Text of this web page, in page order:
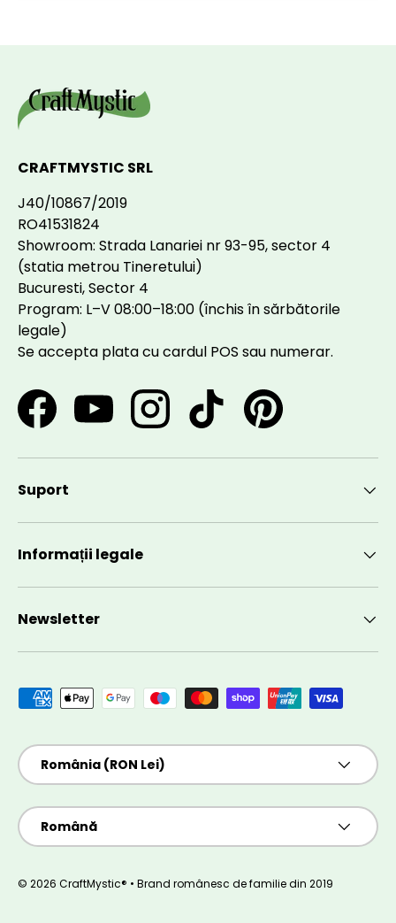
CRAFTMYSTIC SRL
J40/10867/2019
RO41531824
Showroom: Strada Lanariei nr 93-95, sector 4
(statia metrou Tineretului)
Bucuresti, Sector 4
Program: L–V 08:00–18:00 (închis în sărbătorile
legale)
Se accepta plata cu cardul POS sau numerar.
FacebookYouTubeInstagramTikTok Pinterest
Suport
Informații legale
Newsletter
Metode de plată acceptate
Țară/Regiune
România (RON Lei)
Limbă
Română
© 2026 CraftMystic® • Brand românesc de familie din 2019